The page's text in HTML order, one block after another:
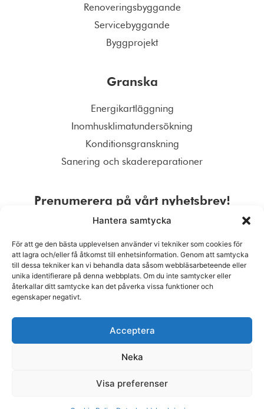
Hantera samtycka
För att ge den bästa upplevelsen använder vi tekniker som cookies för
att lagra och/eller få åtkomst till enhetsinformation. Genom att samtycka
till dessa tekniker kan vi behandla data såsom webbläsarbeteende eller
unika identifierare på denna webbplats. Om du inte samtycker eller
återkallar ditt samtycke kan det påverka vissa funktioner och
egenskaper negativt.
Acceptera
Neka
Visa preferenser
Renoveringsbyggande
Servicebyggande
Byggprojekt
Granska
Energikartläggning
Inomhusklimatundersökning
Konditionsgranskning
Sanering och skadereparationer
Prenumerera på vårt nyhetsbrev!
PRENUMERERA